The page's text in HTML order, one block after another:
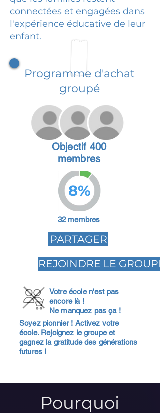
connectées et engagées dans
l'expérience éducative de leur
enfant.
Programme d'achat
groupé
Objectif 400
membres
8%
32 membres
PARTAGER
REJOINDRE LE GROUPE
Votre école n'est pas
encore là !
Ne manquez pas ça !
Soyez pionnier ! Activez votre
école. Rejoignez le groupe et
gagnez la gratitude des générations
futures !
Pourquoi